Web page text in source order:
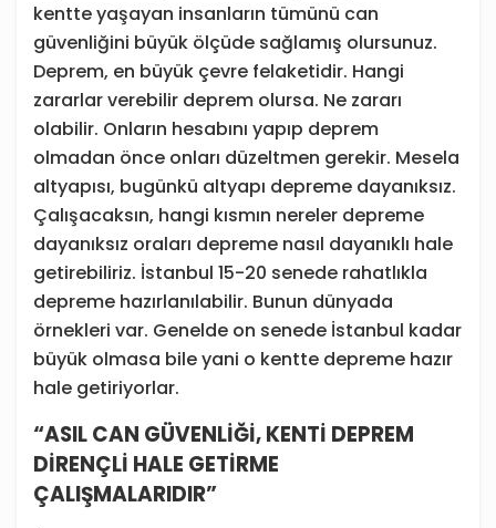
kentte yaşayan insanların tümünü can
güvenliğini büyük ölçüde sağlamış olursunuz.
Deprem, en büyük çevre felaketidir. Hangi
zararlar verebilir deprem olursa. Ne zararı
olabilir. Onların hesabını yapıp deprem
olmadan önce onları düzeltmen gerekir. Mesela
altyapısı, bugünkü altyapı depreme dayanıksız.
Çalışacaksın, hangi kısmın nereler depreme
dayanıksız oraları depreme nasıl dayanıklı hale
getirebiliriz. İstanbul 15-20 senede rahatlıkla
depreme hazırlanılabilir. Bunun dünyada
örnekleri var. Genelde on senede İstanbul kadar
büyük olmasa bile yani o kentte depreme hazır
hale getiriyorlar.
“ASIL CAN GÜVENLİĞİ, KENTİ DEPREM
DİRENÇLİ HALE GETİRME
ÇALIŞMALARIDIR”